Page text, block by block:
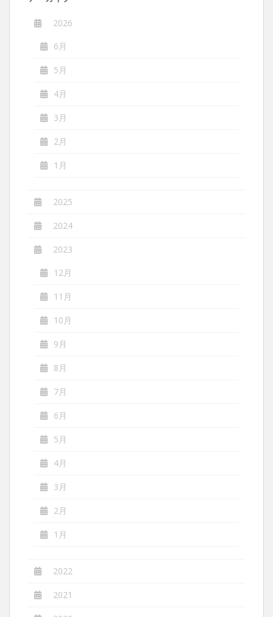
2026
6月
5月
4月
3月
2月
1月
2025
2024
2023
12月
11月
10月
9月
8月
7月
6月
5月
4月
3月
2月
1月
2022
2021